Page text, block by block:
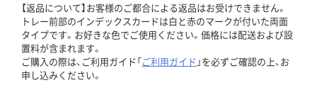
【返品について】お客様のご都合による返品はお受けできません。
トレー前部のインデックスカードは白と赤のマークが付いた両面
タイプです。お好きな色でご使用ください。価格には配送および設
置料が含まれます。
ご購入の際は、ご利用ガイド「ご利用ガイド 」を必ずご確認の上、お
申し込みください。